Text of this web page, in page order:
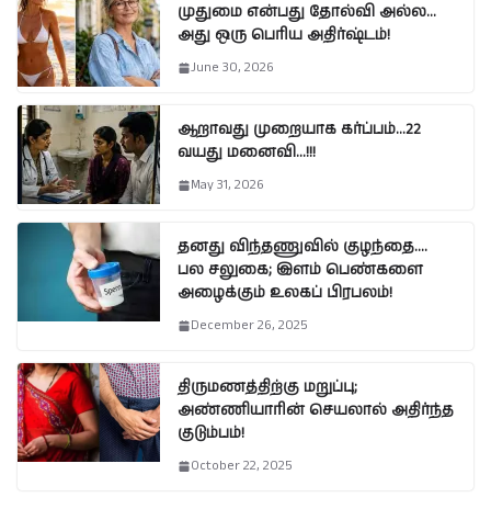
முதுமை என்பது தோல்வி அல்ல…
அது ஒரு பெரிய அதிர்ஷ்டம்!
June 30, 2026
ஆறாவது முறையாக கர்ப்பம்…22
வயது மனைவி…!!!
May 31, 2026
தனது விந்தணுவில் குழந்தை….
பல சலுகை; இளம் பெண்களை
அழைக்கும் உலகப் பிரபலம்!
December 26, 2025
திருமணத்திற்கு மறுப்பு;
அண்ணியாரின் செயலால் அதிர்ந்த
குடும்பம்!
October 22, 2025